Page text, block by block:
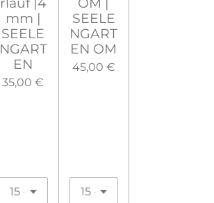
mm |
SEELE
NGART
EN
35,00 €
SEELE
NGART
EN OM
45,00 €